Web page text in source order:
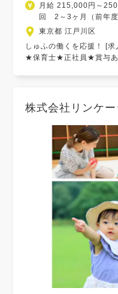
月給 215,000円～
回 2～3ヶ月（前年度
東京都 江戸川区
しゅふの働くを応援！ [
★保育士★正社員★賞与
株式会社リンケー